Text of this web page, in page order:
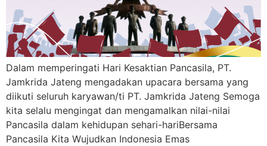
Dalam memperingati Hari Kesaktian Pancasila, PT.
Jamkrida Jateng mengadakan upacara bersama yang
diikuti seluruh karyawan/ti PT. Jamkrida Jateng Semoga
kita selalu mengingat dan mengamalkan nilai-nilai
Pancasila dalam kehidupan sehari-hariBersama
Pancasila Kita Wujudkan Indonesia Emas